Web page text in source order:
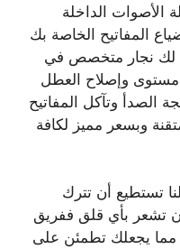
الأصوات الداخلة
المفاتيح الخاصة بك
لك نجار متخصص في
مستوى وإصلاح العطل
الصدأ وتآكل المفاتيح
وبسعر مميز لكافة
تستطيع أن تترك
تشعر بأي قلق ففريق
مما يجعلك تطمئن على